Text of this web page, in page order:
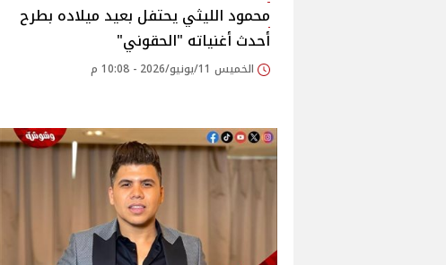
محمود الليثي يحتفل بعيد ميلاده بطرح
أحدث أغنياته "الحقوني"
الخميس 11/يونيو/2026 - 10:08 م